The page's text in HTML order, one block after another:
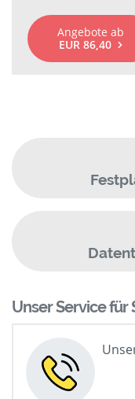
Angebote ab
EUR 86,40
Unser Service für